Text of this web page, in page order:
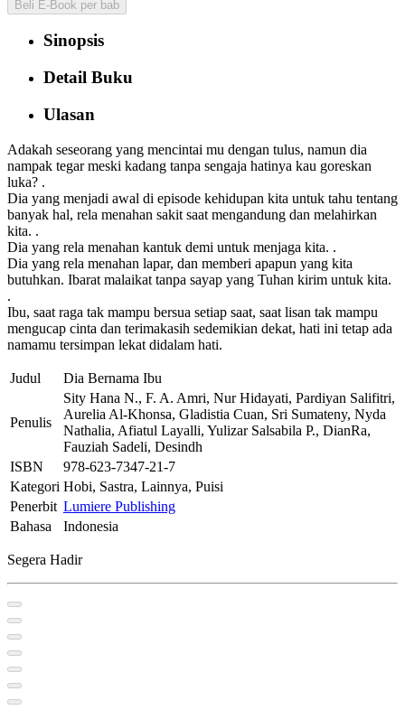
Beli E-Book per bab
Sinopsis
Detail Buku
Ulasan
Adakah seseorang yang mencintai mu dengan tulus, namun dia
nampak tegar meski kadang tanpa sengaja hatinya kau goreskan
luka? .
Dia yang menjadi awal di episode kehidupan kita untuk tahu tentang
banyak hal, rela menahan sakit saat mengandung dan melahirkan
kita. .
Dia yang rela menahan kantuk demi untuk menjaga kita. .
Dia yang rela menahan lapar, dan memberi apapun yang kita
butuhkan. Ibarat malaikat tanpa sayap yang Tuhan kirim untuk kita.
.
Ibu, saat raga tak mampu bersua setiap saat, saat lisan tak mampu
mengucap cinta dan terimakasih sedemikian dekat, hati ini tetap ada
namamu tersimpan lekat didalam hati.
Judul Dia Bernama Ibu
Penulis
Sity Hana N., F. A. Amri, Nur Hidayati, Pardiyan Salifitri,
Aurelia Al-Khonsa, Gladistia Cuan, Sri Sumateny, Nyda
Nathalia, Afiatul Layalli, Yulizar Salsabila P., DianRa,
Fauziah Sadeli, Desindh
ISBN
978-623-7347-21-7
Kategori Hobi, Sastra, Lainnya, Puisi
Penerbit Lumiere Publishing
Bahasa
Indonesia
Segera Hadir